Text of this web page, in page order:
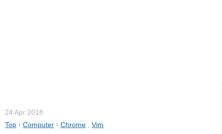
24 Apr 2018
Top › Computer › Chrome Vim